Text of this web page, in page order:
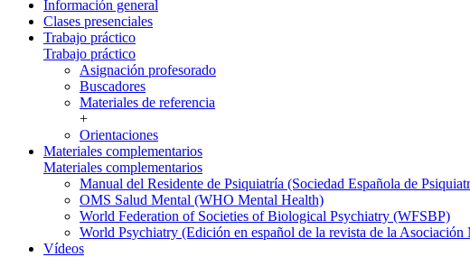
Información general
Clases presenciales
Trabajo práctico
Trabajo práctico
Asignación profesorado
Buscadores
Materiales de referencia
+
Orientaciones
Materiales complementarios
Materiales complementarios
Manual del Residente de Psiquiatría (Sociedad Española de
OMS Salud Mental (WHO Mental Health)
World Federation of Societies of Biological Psychiatry (WFSBP)
World Psychiatry (Edición en español de la revista de la
Vídeos